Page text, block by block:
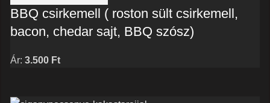
BBQ csirkemell ( roston sült csirkemell,
bacon, chedar sajt, BBQ szósz)
Ár: 3.500 Ft